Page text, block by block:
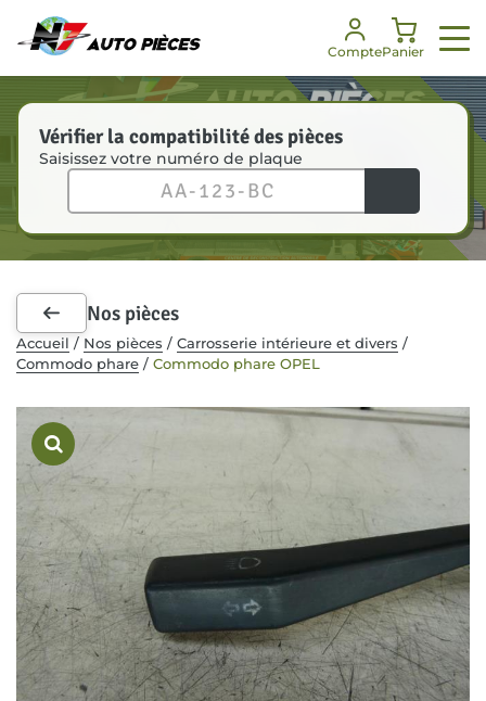
ComptePanier
Nos services
Enlèvement véhicules
Nos pièces
Toutes les pièces
Pièces carrosserie
Kit de démarrage
Accessoires intérieurs
Notre société
Notre histoire
Nos certifications
Notre équipe
RSE
Recrutement
Besoin d’aide ?
FAQ
Communiqués de presse
Vérifier la compatibilité des pièces
Saisissez votre numéro de plaque
Nos pièces
Accueil / Nos pièces / Carrosserie intérieure et divers /
Commodo phare / Commodo phare OPEL